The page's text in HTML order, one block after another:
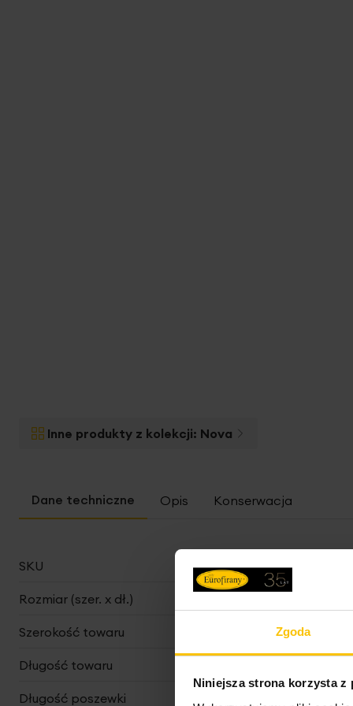
Zgoda
Niniejsza strona korzysta z
Inne produkty z kolekcji: Nova
Opis Konserwacja
Więcej
SKU 383288
Rozmiar (szer. x dł.)
Szerokość towaru
Długość towaru
Długość poszewki